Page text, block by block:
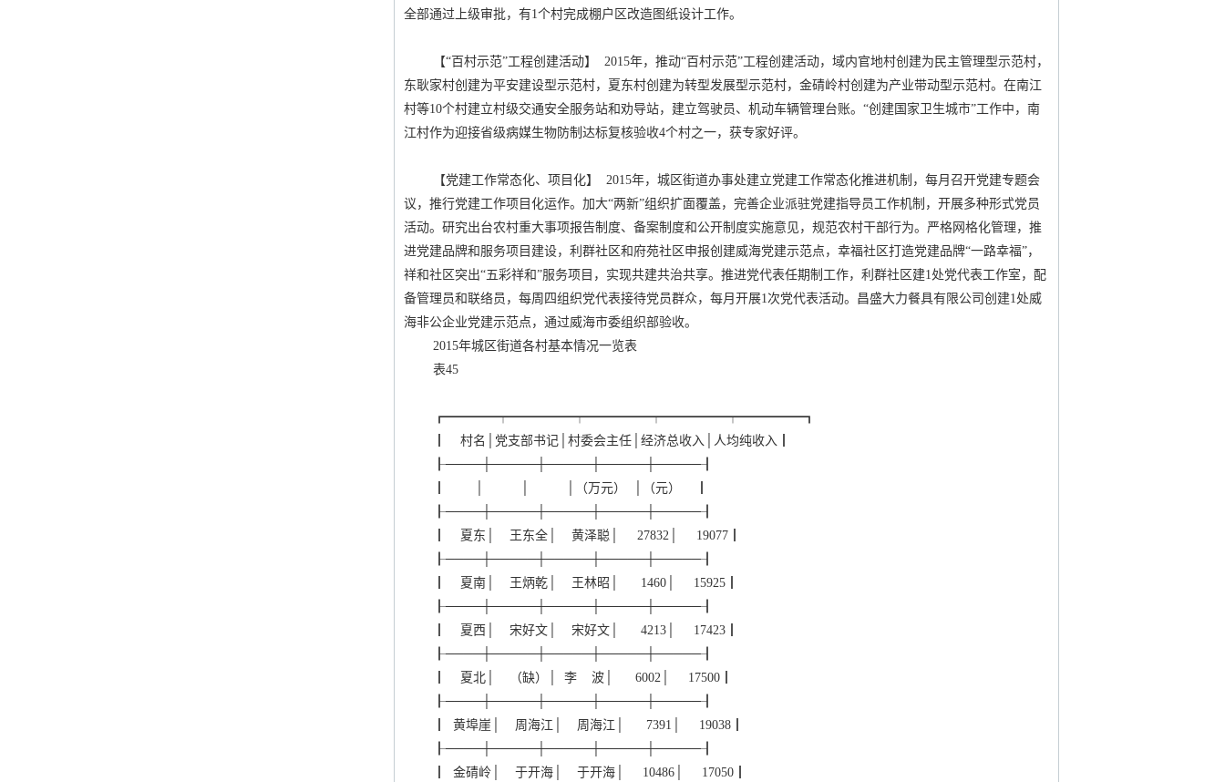
全部通过上级审批，有1个村完成棚户区改造图纸设计工作。
【“百村示范”工程创建活动】 2015年，推动“百村示范”工程创建活动，域内官地村创建为民主管理型示范村，
东耿家村创建为平安建设型示范村，夏东村创建为转型发展型示范村，金碃岭村创建为产业带动型示范村。在南江
村等10个村建立村级交通安全服务站和劝导站，建立驾驶员、机动车辆管理台账。“创建国家卫生城市”工作中，南
江村作为迎接省级病媒生物防制达标复核验收4个村之一，获专家好评。
【党建工作常态化、项目化】 2015年，城区街道办事处建立党建工作常态化推进机制，每月召开党建专题会
议，推行党建工作项目化运作。加大“两新”组织扩面覆盖，完善企业派驻党建指导员工作机制，开展多种形式党员
活动。研究出台农村重大事项报告制度、备案制度和公开制度实施意见，规范农村干部行为。严格网格化管理，推
进党建品牌和服务项目建设，利群社区和府苑社区申报创建威海党建示范点，幸福社区打造党建品牌“一路幸福”，
祥和社区突出“五彩祥和”服务项目，实现共建共治共享。推进党代表任期制工作，利群社区建1处党代表工作室，配
备管理员和联络员，每周四组织党代表接待党员群众，每月开展1次党代表活动。昌盛大力餐具有限公司创建1处威
海非公企业党建示范点，通过威海市委组织部验收。
2015年城区街道各村基本情况一览表
表45
┏━━━━┯━━━━━┯━━━━━┯━━━━━┯━━━━━┓
┃ 村名│党支部书记│村委会主任│经济总收入│人均纯收入┃
┠────┼─────┼─────┼─────┼─────┨
┃ │ │ │（万元） │（元） ┃
┠────┼─────┼─────┼─────┼─────┨
┃ 夏东│ 王东全│ 黄泽聪│ 27832│ 19077┃
┠────┼─────┼─────┼─────┼─────┨
┃ 夏南│ 王炳乾│ 王林昭│ 1460│ 15925┃
┠────┼─────┼─────┼─────┼─────┨
┃ 夏西│ 宋好文│ 宋好文│ 4213│ 17423┃
┠────┼─────┼─────┼─────┼─────┨
┃ 夏北│ （缺）│ 李 波│ 6002│ 17500┃
┠────┼─────┼─────┼─────┼─────┨
┃ 黄埠崖│ 周海江│ 周海江│ 7391│ 19038┃
┠────┼─────┼─────┼─────┼─────┨
┃ 金碃岭│ 于开海│ 于开海│ 10486│ 17050┃